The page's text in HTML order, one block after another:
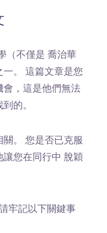
（不僅是 喬治華
。 這篇文章是您
會，這是他們無法
的。
。 您是否已克服
您在同行中 脫穎
牢記以下關鍵事